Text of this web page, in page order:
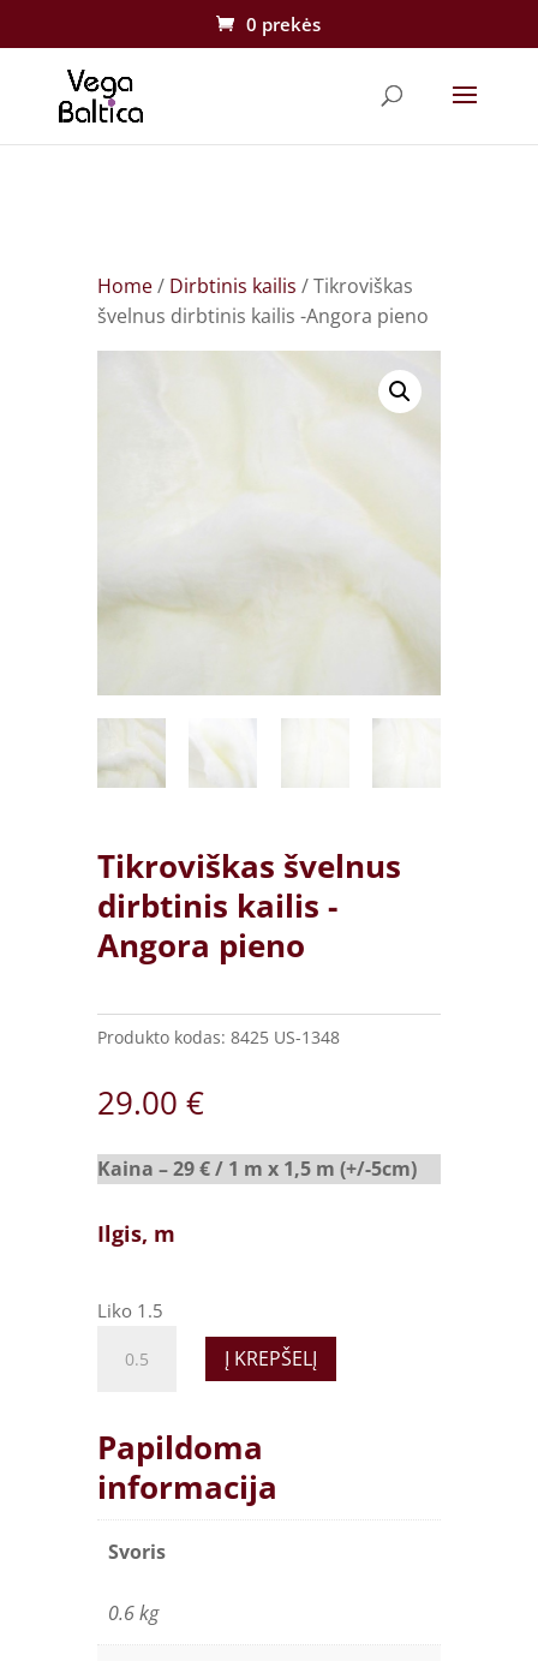
0 prekės
Home/ Dirbtinis kailis / Tikroviškas
švelnus dirbtinis kailis -Angora pieno
Tikroviškas švelnus
dirbtinis kailis -
Angora pieno
Produkto kodas: 8425 US-1348
29.00 €
Kaina – 29 € / 1 m x 1,5 m (+/-5cm)
Ilgis, m
Liko 1.5
švelnus
-
Angora
pieno
quantity
Į KREPŠELĮ
Papildoma
informacija
Svoris
0.6 kg